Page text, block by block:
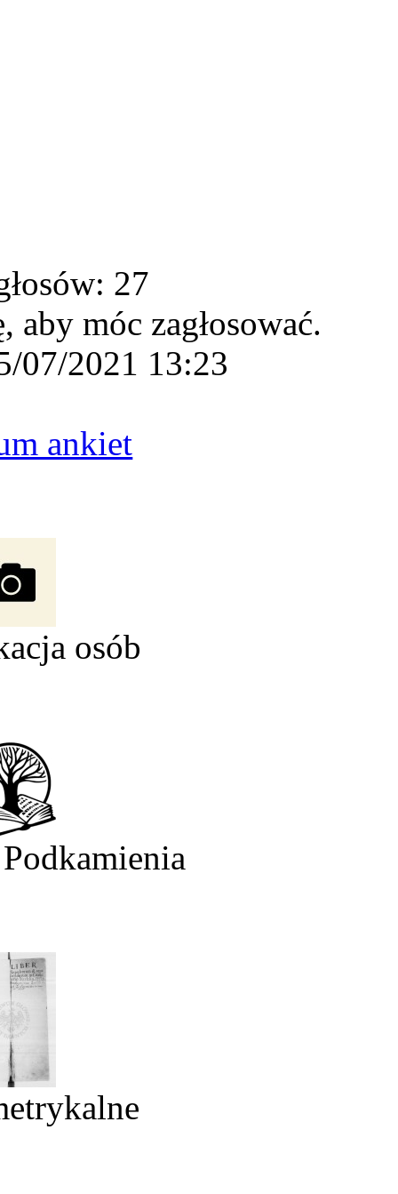
27
aby móc zagłosować.
07/2021 13:23
ankiet
osób